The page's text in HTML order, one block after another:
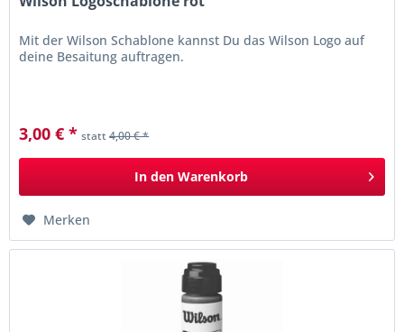
Mit der Wilson Schablone kannst Du das Wilson Logo auf
deine Besaitung auftragen.
3,00 € * statt4,00 € *
In den Warenkorb
Merken